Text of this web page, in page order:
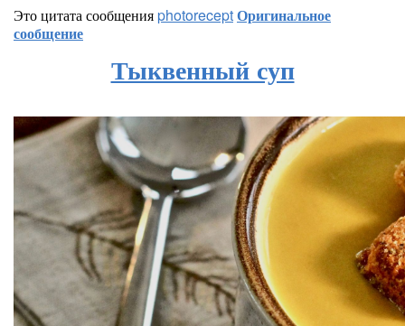
Это цитата сообщенияphotoreceptОригинальное
сообщение
Тыквенный суп